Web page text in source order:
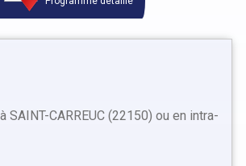
SAINT-CARREUC (22150) ou en intra-